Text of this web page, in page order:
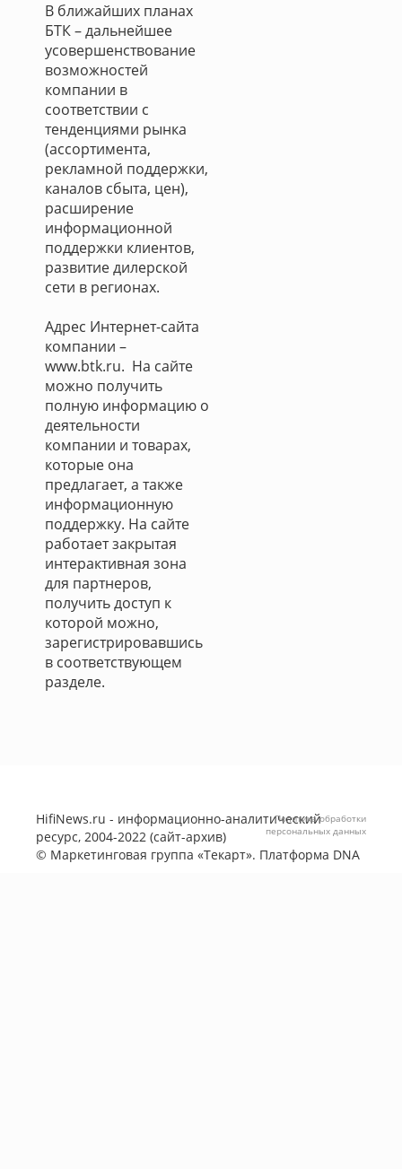
В ближайших планах
БТК – дальнейшее
усовершенствование
возможностей
компании в
соответствии с
тенденциями рынка
(ассортимента,
рекламной поддержки,
каналов сбыта, цен),
расширение
информационной
поддержки клиентов,
развитие дилерской
сети в регионах.
Адрес Интернет-сайта
компании –
www.btk.ru. На сайте
можно получить
полную информацию о
деятельности
компании и товарах,
которые она
предлагает, а также
информационную
поддержку. На сайте
работает закрытая
интерактивная зона
для партнеров,
получить доступ к
которой можно,
зарегистрировавшись
в соответствующем
разделе.
HifiNews.ru - информационно-аналитический
ресурс, 2004-2022 (сайт-архив)
© Маркетинговая группа «Текарт». Платформа DNA
Политика обработки
персональных данных